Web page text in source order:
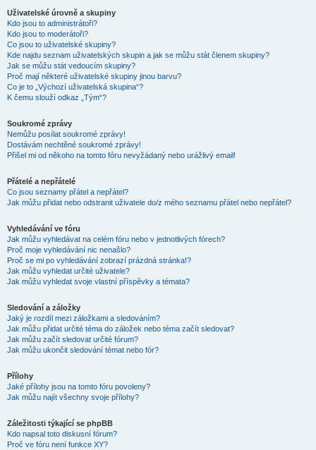
Uživatelské úrovně a skupiny
Kdo jsou to administrátoři?
Kdo jsou to moderátoři?
Co jsou to uživatelské skupiny?
Kde najdu seznam uživatelských skupin a jak se můžu stát členem skupiny?
Jak se můžu stát vedoucím skupiny?
Proč mají některé uživatelské skupiny jinou barvu?
Co je to „Výchozí uživatelská skupina“?
K čemu slouží odkaz „Tým“?
Soukromé zprávy
Nemůžu posílat soukromé zprávy!
Dostávám nechtěné soukromé zprávy!
Přišel mi od někoho na tomto fóru nevyžádaný nebo urážlivý email!
Přátelé a nepřátelé
Co jsou seznamy přátel a nepřátel?
Jak můžu přidat nebo odstranit uživatele do/z mého seznamu přátel nebo nepřátel?
Vyhledávání ve fóru
Jak můžu vyhledávat na celém fóru nebo v jednotlivých fórech?
Proč moje vyhledávání nic nenašlo?
Proč se mi po vyhledávání zobrazí prázdná stránka!?
Jak můžu vyhledat určité uživatele?
Jak můžu vyhledat svoje vlastní příspěvky a témata?
Sledování a záložky
Jaký je rozdíl mezi záložkami a sledováním?
Jak můžu přidat určité téma do záložek nebo téma začít sledovat?
Jak můžu začít sledovat určité fórum?
Jak můžu ukončit sledování témat nebo fór?
Přílohy
Jaké přílohy jsou na tomto fóru povoleny?
Jak můžu najít všechny svoje přílohy?
Záležitosti týkající se phpBB
Kdo napsal toto diskusní fórum?
Proč ve fóru není funkce XY?